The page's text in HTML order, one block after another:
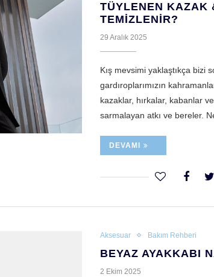
TÜYLENEN KAZAK
TEMIZLENIR?
29 Aralık 2025
Kış mevsimi yaklaştıkça bizi
gardıroplarımızın
kazaklar, hırkalar, kabanlar
sarmalayan atkı ve bereler.
DEVAMI
Aksesuar Bakım Rehberi
BEYAZ AYAKKABI
2 Ekim 2025